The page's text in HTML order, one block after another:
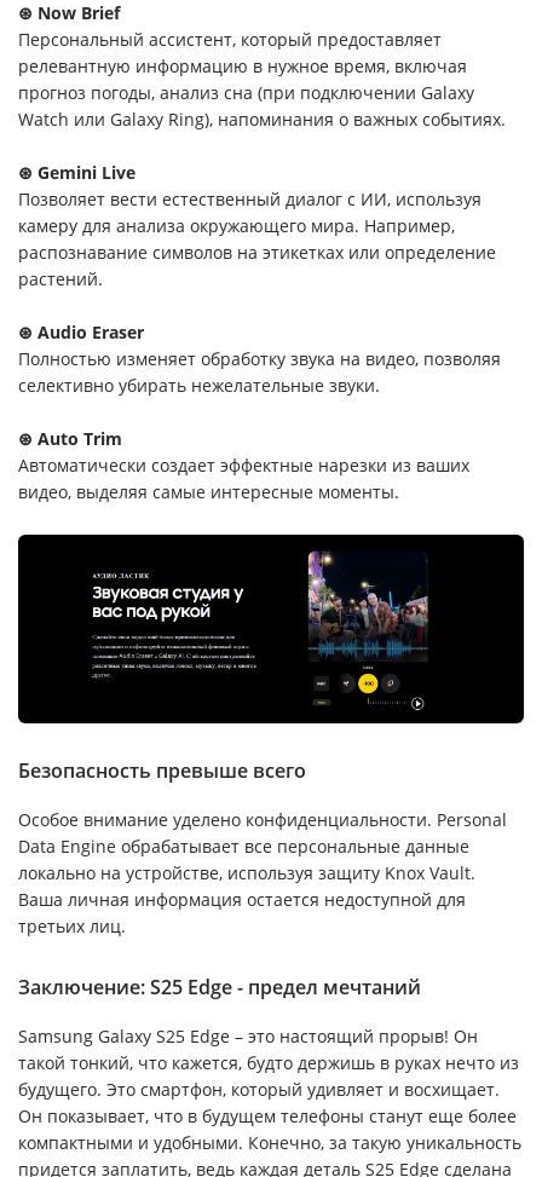
⊛ Now Brief
Персональный ассистент, который предоставляет
релевантную информацию в нужное время, включая
прогноз погоды, анализ сна (при подключении Galaxy
Watch или Galaxy Ring), напоминания о важных событиях.
⊛ Gemini Live
Позволяет вести естественный диалог с ИИ, используя
камеру для анализа окружающего мира. Например,
распознавание символов на этикетках или определение
растений.
⊛ Audio Eraser
Полностью изменяет обработку звука на видео, позволяя
селективно убирать нежелательные звуки.
⊛ Auto Trim
Автоматически создает эффектные нарезки из ваших
видео, выделяя самые интересные моменты.
Безопасность превыше всего
Особое внимание уделено конфиденциальности. Personal
Data Engine обрабатывает все персональные данные
локально на устройстве, используя защиту Knox Vault.
Ваша личная информация остается недоступной для
третьих лиц.
Заключение: S25 Edge - предел мечтаний
Samsung Galaxy S25 Edge – это настоящий прорыв! Он
такой тонкий, что кажется, будто держишь в руках нечто из
будущего. Это смартфон, который удивляет и восхищает.
Он показывает, что в будущем телефоны станут еще более
компактными и удобными. Конечно, за такую уникальность
придется заплатить, ведь каждая деталь S25 Edge сделана